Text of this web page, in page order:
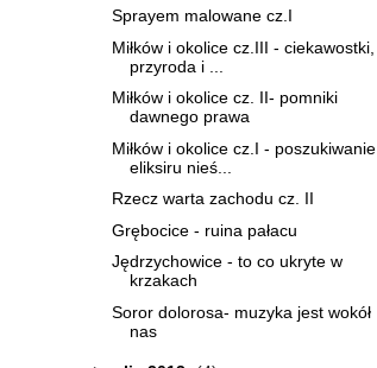
Sprayem malowane cz.I
Miłków i okolice cz.III - ciekawostki,
przyroda i ...
Miłków i okolice cz. II- pomniki
dawnego prawa
Miłków i okolice cz.I - poszukiwanie
eliksiru nieś...
Rzecz warta zachodu cz. II
Grębocice - ruina pałacu
Jędrzychowice - to co ukryte w
krzakach
Soror dolorosa- muzyka jest wokół
nas